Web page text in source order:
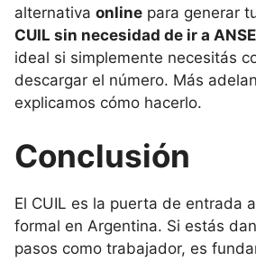
alternativa online para generar
CUIL sin necesidad de ir a
ideal si simplemente necesitás
descargar el número. Más
explicamos cómo hacerlo.
Conclusión
El CUIL es la puerta de entrada
formal en Argentina. Si estás
pasos como trabajador, es